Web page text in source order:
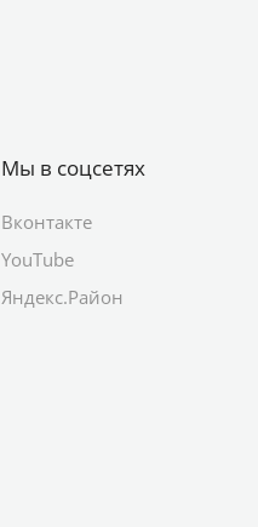
Мы в соцсетях
Вконтакте
YouTube
Яндекс.Район